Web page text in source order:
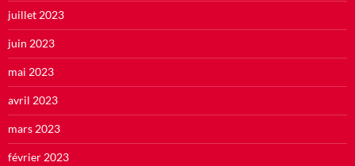
juillet 2023
juin 2023
mai 2023
avril 2023
mars 2023
février 2023